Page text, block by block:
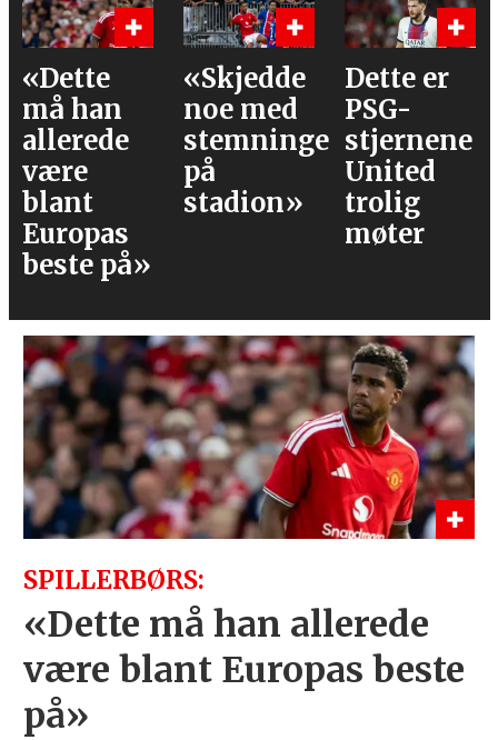
«Skjedde
noe med
stemningen
på
stadion»
Dette er
PSG-
stjernene
United
trolig
Våre
av laget
mot PSG
SPILLERBØRS:
«Dette må han allerede
være blant Europas beste
på»